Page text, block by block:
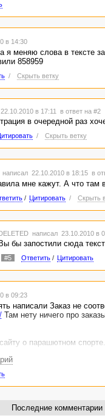
в 14:30
я меняю слова в тексте
858959
/ Скрыть ветку
в 17:11 в ответ на #2
в очередной раз
/ Скрыть ветку
написал 22.10.2010 в 18:15 в
мне кажут. А что там
/ Цитировать / Скрыть
DELETED написал 23.10.2010 в
Вы бы запостили сюда
#5 Ответить/ Цитировать
в 09:23
написали Заказ не
Там нету ничего про
о парашютном
Последние комментарии